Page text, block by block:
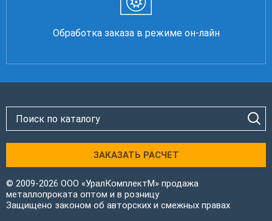
Обработка заказа в режиме он-лайн
ЗАКАЗАТЬ РАСЧЕТ
© 2009-2026 ООО «УралКомплектМ» продажа
металлопроката оптом и в розницу
Защищено законом об авторских и смежных правах